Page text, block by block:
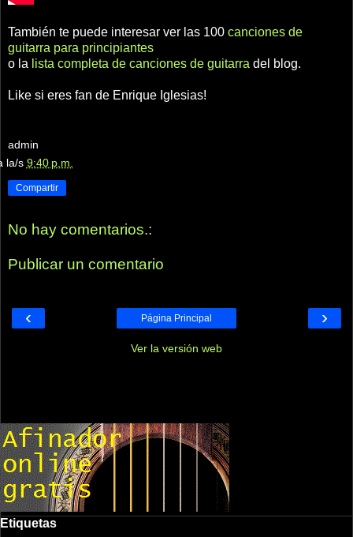
También te puede interesar ver las 100 canciones de
guitarra para principiantes
o la lista completa de canciones de guitarra del blog.
Like si eres fan de Enrique Iglesias!
admin
la/s 9:40 p.m.
Compartir
No hay comentarios.:
Publicar un comentario
‹ ›
Página Principal
Ver la versión web
Etiquetas